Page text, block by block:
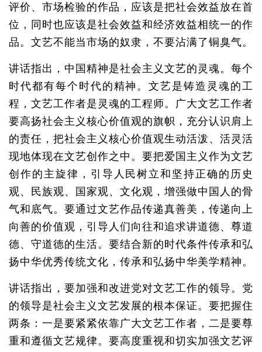
评价、市场检验的作品，应该是把社会效益放在首
位，同时也应该是社会效益和经济效益相统一的作
品。文艺不能当市场的奴隶，不要沾满了铜臭气。
讲话指出，中国精神是社会主义文艺的灵魂。每个
时代都有每个时代的精神。文艺是铸造灵魂的工
程，文艺工作者是灵魂的工程师。广大文艺工作者
要高扬社会主义核心价值观的旗帜，充分认识肩上
的责任，把社会主义核心价值观生动活泼、活灵活
现地体现在文艺创作之中。要把爱国主义作为文艺
创作的主旋律，引导人民树立和坚持正确的历史
观、民族观、国家观、文化观，增强做中国人的骨
气和底气。要通过文艺作品传递真善美，传递向上
向善的价值观，引导人们向往和追求讲道德、尊道
德、守道德的生活。要结合新的时代条件传承和弘
扬中华优秀传统文化，传承和弘扬中华美学精神。
讲话指出，要加强和改进党对文艺工作的领导。党
的领导是社会主义文艺发展的根本保证。要把握住
两条：一是要紧紧依靠广大文艺工作者，二是要尊
重和遵循文艺规律。要高度重视和切实加强文艺评